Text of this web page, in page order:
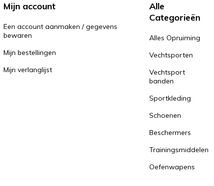
Mijn account
Een account aanmaken / gegevens
bewaren
Mijn bestellingen
Mijn verlanglijst
Alle
Categorieën
Alles Opruiming
Vechtsporten
Vechtsport
banden
Sportkleding
Schoenen
Beschermers
Trainingsmiddelen
Oefenwapens